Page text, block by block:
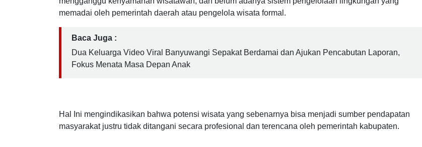
dengan pemandangan pantai dan menikmati sunset. Namun fakta di lapangan justru menunjukkan
kendala serius dalam pengelolaan destinasi ini. Misalnya, penumpukan sampah kiriman di pantai yang
memadai oleh pemerintah daerah atau pengelola wisata formal.
Baca Juga :